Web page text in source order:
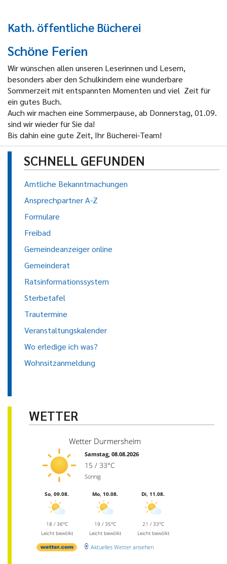
Kath. öffentliche Bücherei
Schöne Ferien
Wir wünschen allen unseren Leserinnen und Lesern,
besonders aber den Schulkindern eine wunderbare
Sommerzeit mit entspannten Momenten und viel Zeit für
ein gutes Buch.
Auch wir machen eine Sommerpause, ab Donnerstag, 01.09.
sind wir wieder für Sie da!
Bis dahin eine gute Zeit, Ihr Bücherei-Team!
SCHNELL GEFUNDEN
Amtliche Bekanntmachungen
Ansprechpartner A-Z
Formulare
Freibad
Gemeindeanzeiger online
Gemeinderat
Ratsinformationssystem
Sterbetafel
Trautermine
Veranstaltungskalender
Wo erledige ich was?
Wohnsitzanmeldung
WETTER
Wetter Durmersheim
Samstag, 08.08.2026
15 / 33°C
Sonnig
So, 09.08.
18 / 36°C
Leicht bewölkt
Mo, 10.08.
19 / 35°C
Leicht bewölkt
Di, 11.08.
21 / 33°C
Leicht bewölkt
Aktuelles Wetter ansehen